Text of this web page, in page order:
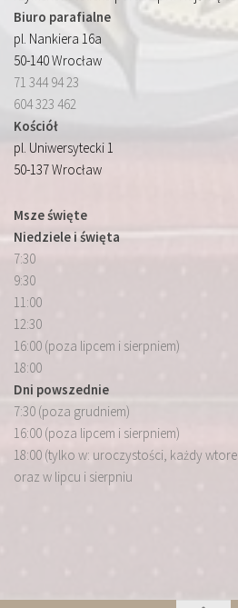
Biuro parafialne
pl. Nankiera 16a
50-140 Wrocław
71 344 94 23
604 323 462
Kościół
pl. Uniwersytecki 1
50-137 Wrocław
Msze święte
Niedziele i święta
7:30
9:30
11:00
12:30
16:00 (poza lipcem i sierpniem)
18:00
Dni powszednie
7:30 (poza grudniem)
16:00 (poza lipcem i sierpniem)
18:00 (tylko w: uroczystości, każdy
oraz w lipcu i sierpniu